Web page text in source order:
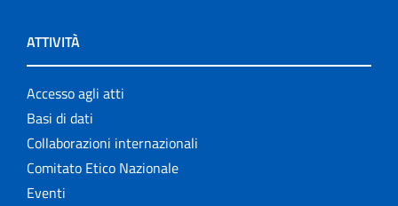
ATTIVITÀ
Accesso agli atti
Basi di dati
Collaborazioni internazionali
Comitato Etico Nazionale
Eventi